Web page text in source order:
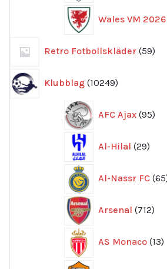
Wales VM 2026
Retro Fotbollskläder 59
Klubblag 10249
produkter
AFC Ajax 95
Al-Hilal 29
Al-Nassr FC 65
Arsenal 712
AS Monaco 13